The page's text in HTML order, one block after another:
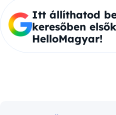
Itt állíthatod
keresőben
HelloMagyar!